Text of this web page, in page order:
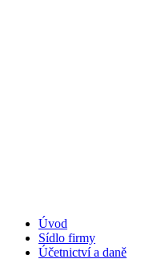
Portál pro podnikatele
Úvod
Sídlo firmy
Účetnictví a daně